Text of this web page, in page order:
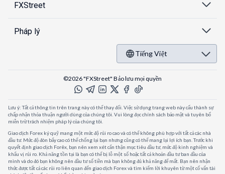
FXStreet
Pháp lý
Tiếng Việt
©2026 "FXStreet" Bảo lưu mọi quyền
Lưu ý: Tất cả thông tin trên trang này có thể thay đổi. Việc sử dụng trang web này cấu thành sự
chấp nhận thỏa thuận người dùng của chúng tôi. Vui lòng đọc chính sách bảo mật và tuyên bố
miễn trừ trách nhiệm pháp lý của chúng tôi.
Giao dịch Forex ký quỹ mang một mức độ rủi ro cao và có thể không phù hợp với tất cả các nhà
đầu tư. Mức độ đòn bẩy cao có thể chống lại bạn nhưng cũng có thể mang lại lợi ích bạn. Trước khi
quyết định giao dịch Forêx, bạn nên xem xét cẩn thận mục tiêu đầu tư, mức độ kinh nghiệm và
khẩu vị rủi ro. Khả năng tồn tại là bạn có thể bị lỗ một số hoặc tất cả khoản đầu tư ban đầu của
mình và do đó bạn không nên đầu tư số tiền mà bạn không đủ khả năng để mất. Bạn nên nhận
thức được tất cả các rủi ro liên quan đến giao dịch Forex và tìm kiếm lời khuyên từ một cố vấn tài